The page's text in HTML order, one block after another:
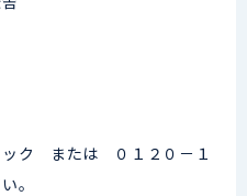
ック または ０１２０－１
。